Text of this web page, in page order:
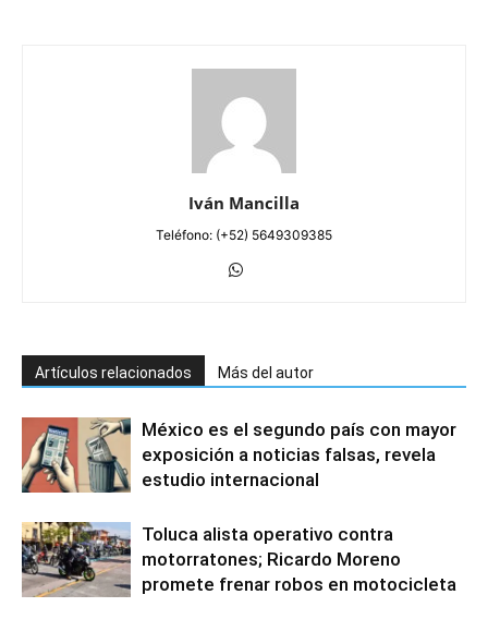
Iván Mancilla
Teléfono: (+52) 5649309385
Artículos relacionados Más del autor
México es el segundo país con mayor
exposición a noticias falsas, revela
estudio internacional
Toluca alista operativo contra
motorratones; Ricardo Moreno
promete frenar robos en motocicleta